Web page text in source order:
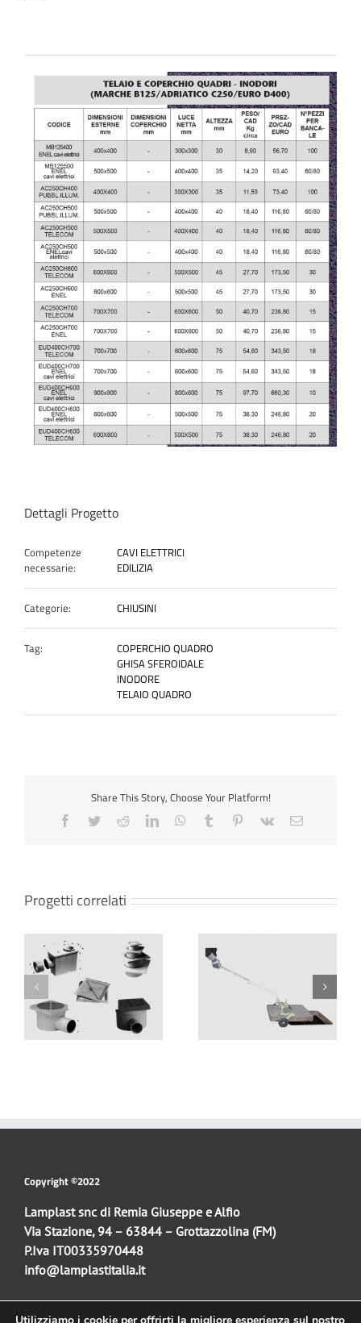
Dettagli Progetto
Competenze
necessarie:
CAVI ELETTRICI
EDILIZIA
Categorie: CHIUSINI
Tag:
COPERCHIO QUADRO
GHISA SFEROIDALE
INODORE
TELAIO QUADRO
Share This Story, Choose Your Platform!
Progetti correlati
APRICHIUSINO “EASY
LIFT”
CHIUSINO A
RIEMPIMENTO CLASSE
C250
Copyright ©2022
Lamplast snc di Remia Giuseppe e Alfio
Via Stazione, 94 – 63844 – Grottazzolina (FM)
P.Iva IT00335970448
info@lamplastitalia.it